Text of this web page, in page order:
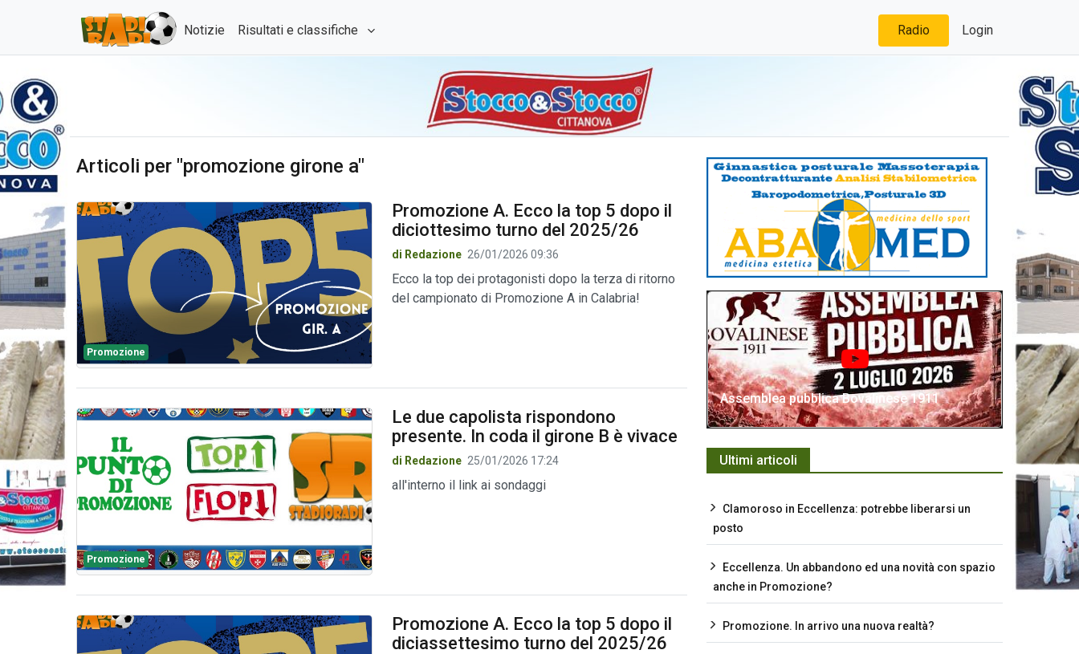
Notizie Risultati e classifiche Radio Login
Articoli per "promozione girone a"
Promozione
Promozione A. Ecco la top 5 dopo il
diciottesimo turno del 2025/26
di Redazione 26/01/2026 09:36
Ecco la top dei protagonisti dopo la terza di ritorno
del campionato di Promozione A in Calabria!
Promozione
Le due capolista rispondono
presente. In coda il girone B è vivace
di Redazione 25/01/2026 17:24
all'interno il link ai sondaggi
Promozione A. Ecco la top 5 dopo il
diciassettesimo turno del 2025/26
Assemblea pubblica Bovalinese 1911
Ultimi articoli
Clamoroso in Eccellenza: potrebbe liberarsi un
posto
Eccellenza. Un abbandono ed una novità con spazio
anche in Promozione?
Promozione. In arrivo una nuova realtà?